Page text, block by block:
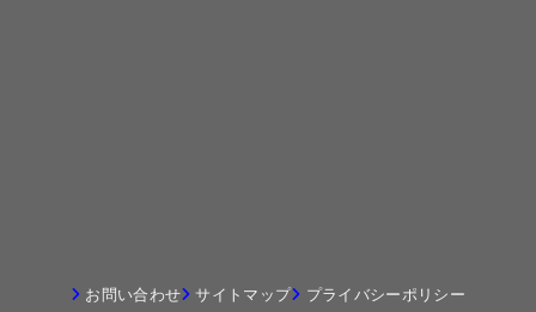
お問い合わせ サイトマップ プライバシーポリシー